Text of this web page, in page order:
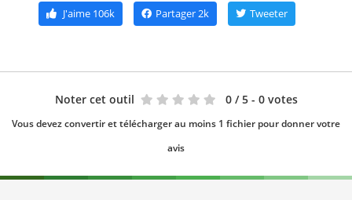
J'aime106k Partager2k Tweeter
Noter cet outil 0 / 5 - 0 votes
Vous devez convertir et télécharger au moins 1 fichier pour donner votre
avis